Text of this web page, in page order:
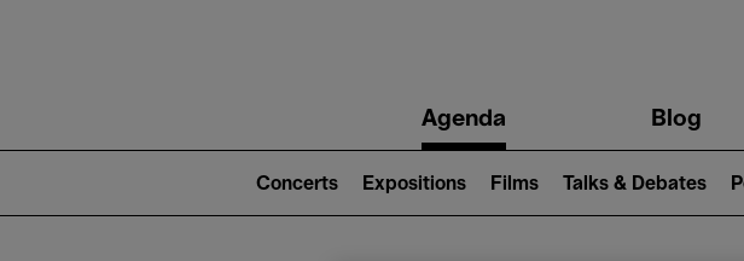
navigationAgenda Blog
2)
Concerts Expositions Films Talks & Debates